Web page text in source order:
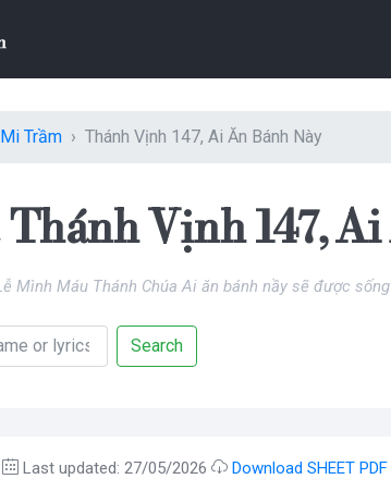
Mi Trầm Thánh Vịnh 147, Ai Ăn Bánh Này
Thánh Vịnh 147,
Mình Máu Thánh Chúa Ai ăn bánh nầy sẽ được
Search
Last updated: 27/05/2026 Download SHEET